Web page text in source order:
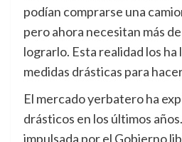
podían comprarse una
pero ahora necesitan más
lograrlo. Esta realidad los ha
medidas drásticas para
El mercado yerbatero ha
drásticos en los últimos
impulsada por el Gobierno